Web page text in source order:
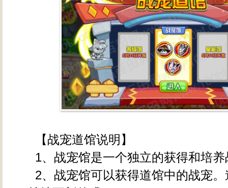
【战宠道馆说明】
1、战宠馆是一个独立的获得和培
2、战宠馆可以获得道馆中的战宠